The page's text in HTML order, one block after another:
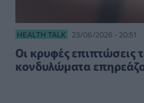
HEALTH TALK 23/06/2026 - 20:51
Οι κρυφές επιπτώσεις
κονδυλώματα